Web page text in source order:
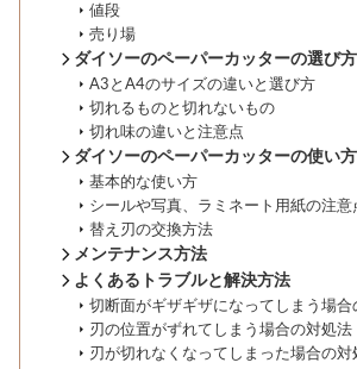
値段
売り場
ダイソーのペーパーカッターの選び方
A3とA4のサイズの違いと選び方
切れるものと切れないもの
切れ味の違いと注意点
ダイソーのペーパーカッターの使い方
基本的な使い方
シールや写真、ラミネート用紙の注意
替え刃の交換方法
メンテナンス方法
よくあるトラブルと解決方法
切断面がギザギザになってしまう場合
刃の位置がずれてしまう場合の対処法
刃が切れなくなってしまった場合の対